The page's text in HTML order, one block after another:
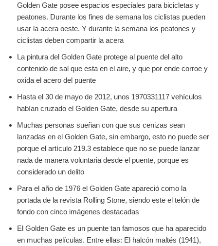
Golden Gate posee espacios especiales para bicicletas y
peatones. Durante los fines de semana los ciclistas pueden
usar la acera oeste. Y durante la semana los peatones y
ciclistas deben compartir la acera
La pintura del Golden Gate protege al puente del alto
contenido de sal que esta en el aire, y que por ende corroe y
oxida el acero del puente
Hasta el 30 de mayo de 2012, unos 1970331117 vehículos
habían cruzado el Golden Gate, desde su apertura
Muchas personas sueñan con que sus cenizas sean
lanzadas en el Golden Gate, sin embargo, esto no puede ser
porque el artículo 219.3 establece que no se puede lanzar
nada de manera voluntaria desde el puente, porque es
considerado un delito
Para el año de 1976 el Golden Gate apareció como la
portada de la revista Rolling Stone, siendo este el telón de
fondo con cinco imágenes destacadas
El Golden Gate es un puente tan famosos que ha aparecido
en muchas películas. Entre ellas: El halcón maltés (1941),